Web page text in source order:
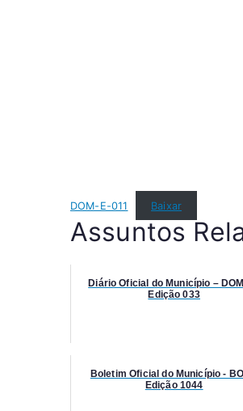
DOM-E-011 Baixar
Assuntos
Diário Oficial do Município –
Edição 033
Boletim Oficial do Município -
Edição 1044